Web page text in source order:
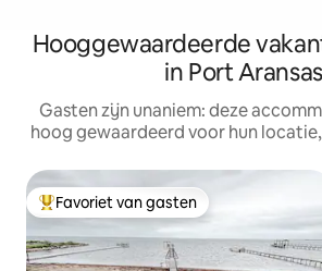
Hooggewaardeerde
in Port Aransas
Gasten zijn unaniem: deze
hoog gewaardeerd voor hun
Topfavoriet van gasten
Favoriet van gasten